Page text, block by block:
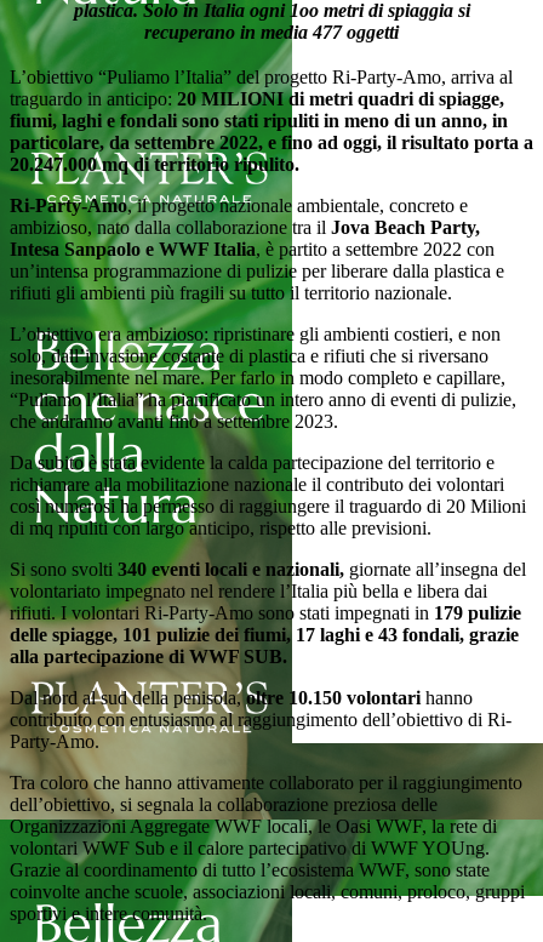
plastica. Solo in Italia ogni 1oo metri di spiaggia si
recuperano in media 477 oggetti
L’obiettivo “Puliamo l’Italia” del progetto Ri-Party-Amo, arriva al
traguardo in anticipo: 20 MILIONI di metri quadri di spiagge,
fiumi, laghi e fondali sono stati ripuliti in meno di un anno, in
particolare, da settembre 2022, e fino ad oggi, il risultato porta a
20.247.000 mq di territorio ripulito.
Ri-Party-Amo, il progetto nazionale ambientale, concreto e
ambizioso, nato dalla collaborazione tra il Jova Beach Party,
Intesa Sanpaolo e WWF Italia, è partito a settembre 2022 con
un’intensa programmazione di pulizie per liberare dalla plastica e
rifiuti gli ambienti più fragili su tutto il territorio nazionale.
L’obiettivo era ambizioso: ripristinare gli ambienti costieri, e non
solo, dall’invasione costante di plastica e rifiuti che si riversano
inesorabilmente nel mare. Per farlo in modo completo e capillare,
“Puliamo l’Italia” ha pianificato un intero anno di eventi di pulizie,
che andranno avanti fino a settembre 2023.
Da subito è stata evidente la calda partecipazione del territorio e
richiamare alla mobilitazione nazionale il contributo dei volontari
così numerosi ha permesso di raggiungere il traguardo di 20 Milioni
di mq ripuliti con largo anticipo, rispetto alle previsioni.
Si sono svolti 340 eventi locali e nazionali, giornate all’insegna del
volontariato impegnato nel rendere l’Italia più bella e libera dai
rifiuti. I volontari Ri-Party-Amo sono stati impegnati in 179 pulizie
delle spiagge, 101 pulizie dei fiumi, 17 laghi e 43 fondali, grazie
alla partecipazione di WWF SUB.
Dal nord al sud della penisola, oltre 10.150 volontari hanno
contribuito con entusiasmo al raggiungimento dell’obiettivo di Ri-
Party-Amo.
Tra coloro che hanno attivamente collaborato per il raggiungimento
dell’obiettivo, si segnala la collaborazione preziosa delle
Organizzazioni Aggregate WWF locali, le Oasi WWF, la rete di
volontari WWF Sub e il calore partecipativo di WWF YOUng.
Grazie al coordinamento di tutto l’ecosistema WWF, sono state
coinvolte anche scuole, associazioni locali, comuni, proloco, gruppi
sportivi e intere comunità.